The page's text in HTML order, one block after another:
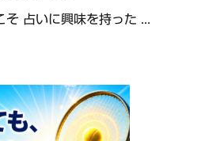
そ 占いに興味を持った ...